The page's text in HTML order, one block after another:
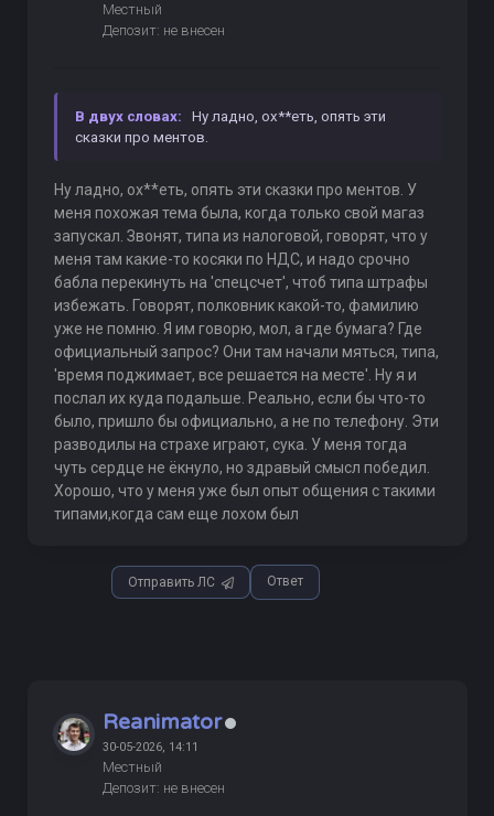
Местный
Депозит: не внесен
В двух словах:
Ну ладно, ох**еть, опять эти
сказки про ментов.
Ну ладно, ох**еть, опять эти сказки про ментов. У
меня похожая тема была, когда только свой магаз
запускал. Звонят, типа из налоговой, говорят, что у
меня там какие-то косяки по НДС, и надо срочно
бабла перекинуть на 'спецсчет', чтоб типа штрафы
избежать. Говорят, полковник какой-то, фамилию
уже не помню. Я им говорю, мол, а где бумага? Где
официальный запрос? Они там начали мяться, типа,
'время поджимает, все решается на месте'. Ну я и
послал их куда подальше. Реально, если бы что-то
было, пришло бы официально, а не по телефону. Эти
разводилы на страхе играют, сука. У меня тогда
чуть сердце не ёкнуло, но здравый смысл победил.
Хорошо, что у меня уже был опыт общения с такими
типами,когда сам еще лохом был
Отправить ЛС Ответ
Reanimator
30-05-2026, 14:11
Местный
Депозит: не внесен